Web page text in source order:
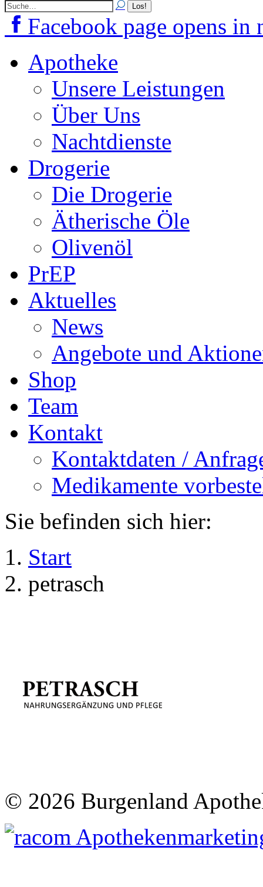
Facebook page opens
Apotheke
Unsere Leistungen
Über Uns
Nachtdienste
Drogerie
Die Drogerie
Ätherische Öle
Olivenöl
PrEP
Aktuelles
News
Angebote und
Shop
Team
Kontakt
Kontaktdaten /
Medikamente
Sie befinden sich hier:
Start
petrasch
© 2026 Burgenland